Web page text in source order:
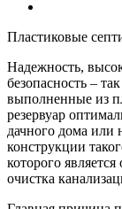
Пластиковые
Надежность,
безопасность –
выполненные из
резервуар
дачного дома или
конструкции
которого
очистка